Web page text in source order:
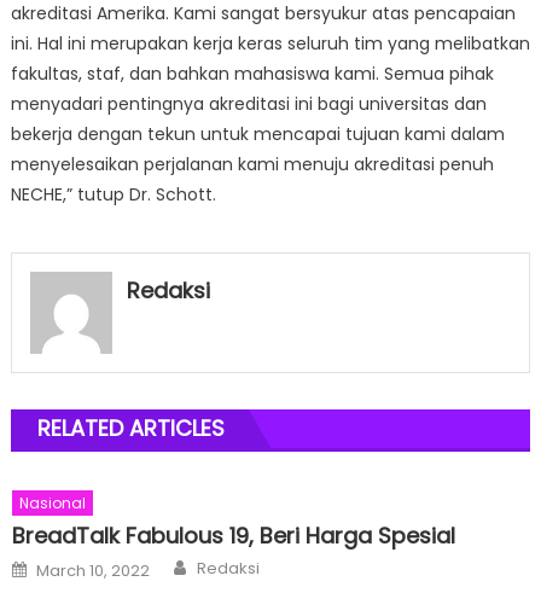
akreditasi Amerika. Kami sangat bersyukur atas pencapaian
ini. Hal ini merupakan kerja keras seluruh tim yang melibatkan
fakultas, staf, dan bahkan mahasiswa kami. Semua pihak
menyadari pentingnya akreditasi ini bagi universitas dan
bekerja dengan tekun untuk mencapai tujuan kami dalam
menyelesaikan perjalanan kami menuju akreditasi penuh
NECHE,” tutup Dr. Schott.
Redaksi
RELATED ARTICLES
Nasional
BreadTalk Fabulous 19, Beri Harga Spesial
Posted
on
March 10, 2022 Author
Redaksi